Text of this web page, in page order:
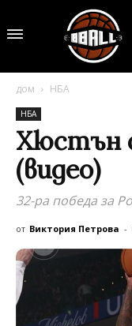
дом НБА
НБА
Хюстън
(видео)
32-ра победа за
от Виктория Петрова -